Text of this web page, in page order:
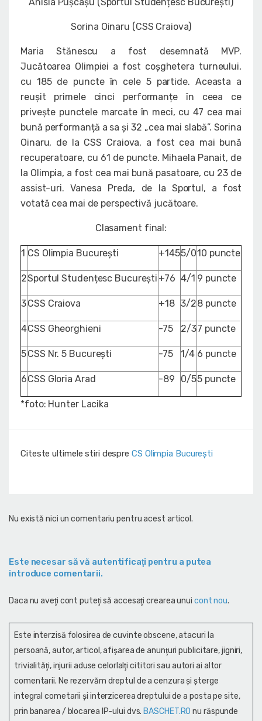
Sorina Oinaru (CSS Craiova)
Maria Stănescu a fost desemnată MVP.
Jucătoarea Olimpiei a fost coșghetera turneului,
cu 185 de puncte în cele 5 partide. Aceasta a
reușit primele cinci performanțe în ceea ce
privește punctele marcate în meci, cu 47 cea mai
bună performanță a sa și 32 „cea mai slabă”. Sorina
Oinaru, de la CSS Craiova, a fost cea mai bună
recuperatoare, cu 61 de puncte. Mihaela Panait, de
la Olimpia, a fost cea mai bună pasatoare, cu 23 de
assist-uri. Vanesa Preda, de la Sportul, a fost
votată cea mai de perspectivă jucătoare.
Clasament final:
1 CS Olimpia București +1455/010 puncte
2Sportul Studențesc București +76 4/1 9 puncte
3CSS Craiova +18 3/28 puncte
4CSS Gheorghieni -75 2/37 puncte
5CSS Nr. 5 București -75 1/4 6 puncte
6CSS Gloria Arad -89 0/55 puncte
*foto: Hunter Lacika
Citeste ultimele stiri despre CS Olimpia București
Nu există nici un comentariu pentru acest articol.
Este necesar să vă autentificaţi pentru a putea
introduce comentarii.
Daca nu aveţi cont puteţi să accesaţi crearea unui cont nou.
Este interzisă folosirea de cuvinte obscene, atacuri la
persoană, autor, articol, afişarea de anunţuri publicitare, jigniri,
trivialităţi, injurii aduse celorlalţi cititori sau autori ai altor
comentarii. Ne rezervăm dreptul de a cenzura și şterge
integral cometarii și interzicerea dreptului de a posta pe site,
prin banarea / blocarea IP-ului dvs. BASCHET.RO nu răspunde